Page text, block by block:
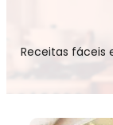
Receitas fáceis